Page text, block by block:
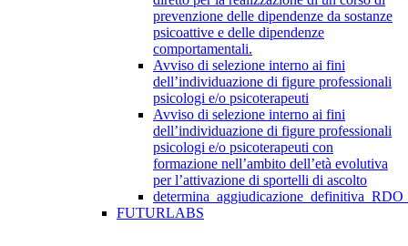
prevenzione delle dipendenze da sostanze
psicoattive e delle dipendenze
comportamentali.
Avviso di selezione interno ai fini
dell’individuazione di figure professionali
psicologi e/o psicoterapeuti
Avviso di selezione interno ai fini
dell’individuazione di figure professionali
psicologi e/o psicoterapeuti con
formazione nell’ambito dell’età evolutiva
per l’attivazione di sportelli di ascolto
FUTURLABS